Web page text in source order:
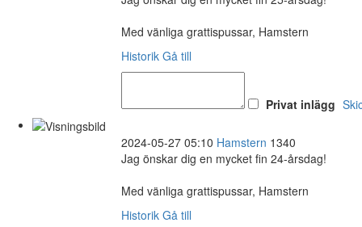
Med vänliga grattispussar, Hamstern
Historik Gå till
Privat inlägg
2024-05-27 05:10 Hamstern 1340
Jag önskar dig en mycket fin 24-årsdag!
Med vänliga grattispussar, Hamstern
Historik Gå till